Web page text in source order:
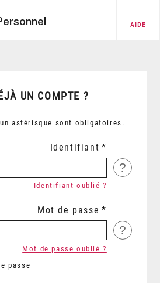
AIDE
UN COMPTE ?
astérisque sont obligatoires.
Identifiant
?
Identifiant oublié ?
Mot de passe
?
passe
Mot de passe oublié ?